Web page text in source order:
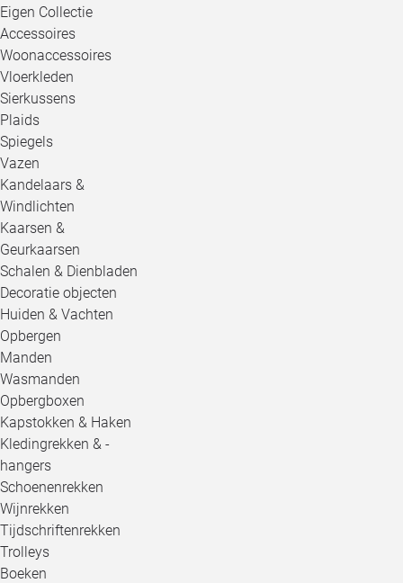
Eigen Collectie
Accessoires
Woonaccessoires
Vloerkleden
Sierkussens
Plaids
Spiegels
Vazen
Kandelaars &
Windlichten
Kaarsen &
Geurkaarsen
Schalen & Dienbladen
Decoratie objecten
Huiden & Vachten
Opbergen
Manden
Wasmanden
Opbergboxen
Kapstokken & Haken
Kledingrekken & -
hangers
Schoenenrekken
Wijnrekken
Tijdschriftenrekken
Trolleys
Boeken